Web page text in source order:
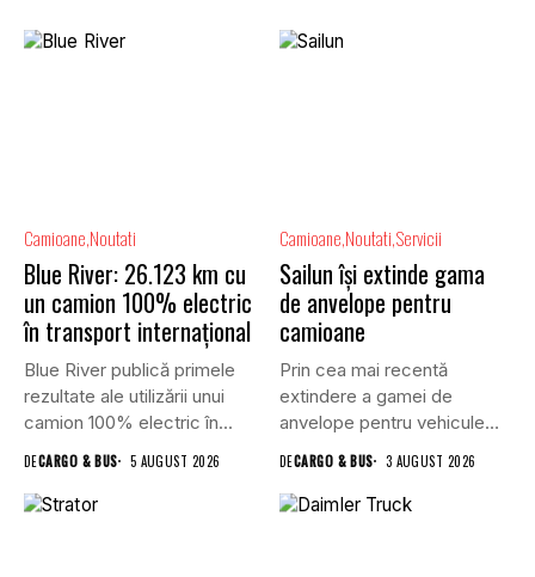
Camioane Noutati
Blue River: 26.123 km cu
un camion 100% electric
în transport internațional
Blue River publică primele
rezultate ale utilizării unui
camion 100% electric în...
DECARGO & BUS 5 AUGUST 2026
Camioane Noutati Servicii
Sailun își extinde gama
de anvelope pentru
camioane
Prin cea mai recentă
extindere a gamei de
anvelope pentru vehicule
DECARGO & BUS 3 AUGUST 2026